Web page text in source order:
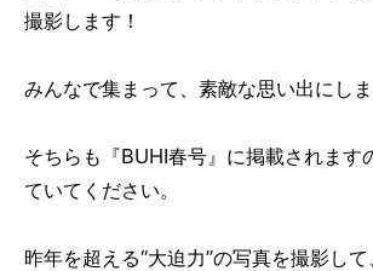
撮影します！
みんなで集まって、素敵な思い出にしま
そちらも『BUHI春号』に掲載されます
ていてください。
昨年を超える“大迫力”の写真を撮影し